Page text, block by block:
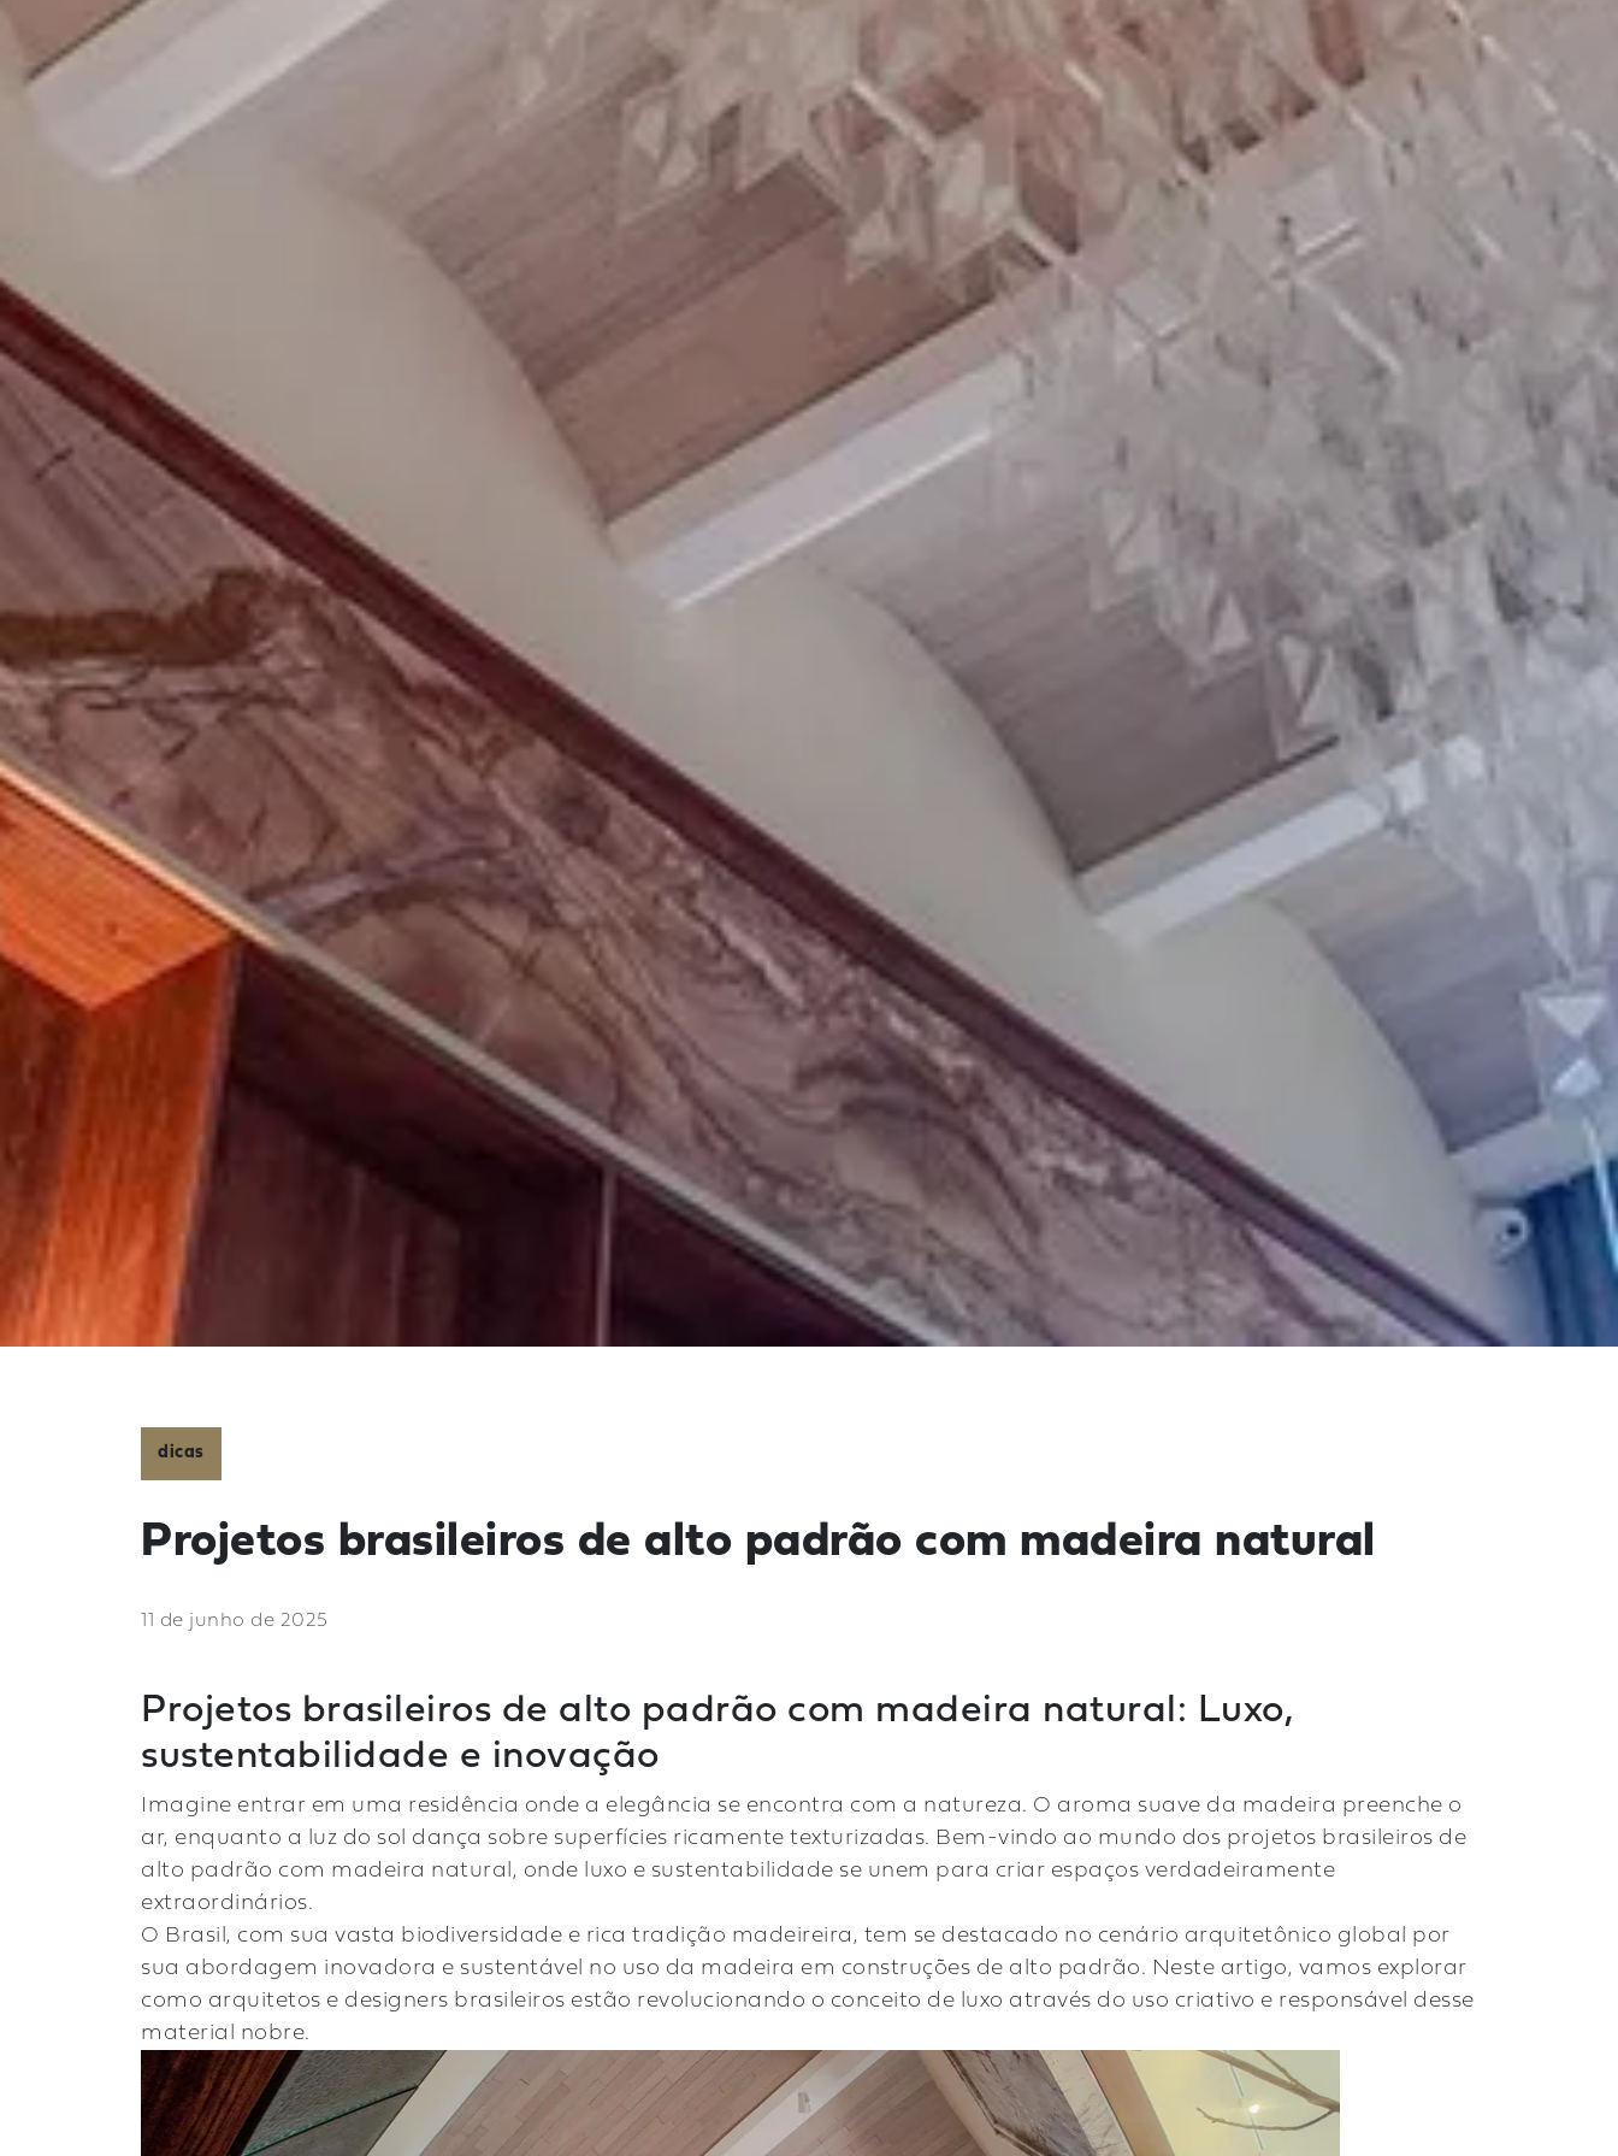
dicas
Projetos brasileiros de alto padrão com madeira natural
11 de junho de 2025
Projetos brasileiros de alto padrão com madeira natural: Luxo,
sustentabilidade e inovação
Imagine entrar em uma residência onde a elegância se encontra com a natureza. O aroma suave da madeira preenche o
ar, enquanto a luz do sol dança sobre superfícies ricamente texturizadas. Bem-vindo ao mundo dos projetos brasileiros de
alto padrão com madeira natural, onde luxo e sustentabilidade se unem para criar espaços verdadeiramente
extraordinários.
O Brasil, com sua vasta biodiversidade e rica tradição madeireira, tem se destacado no cenário arquitetônico global por
sua abordagem inovadora e sustentável no uso da madeira em construções de alto padrão. Neste artigo, vamos explorar
como arquitetos e designers brasileiros estão revolucionando o conceito de luxo através do uso criativo e responsável desse
material nobre.